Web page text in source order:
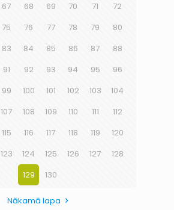
67 68 69 70 71
72
75 76 77 78 79
80
83 84 85 86 87
88
91 92 93 94 95
96
99 100 101 102 103
104
107 108 109 110 111
112
115 116 117 118 119
120
123 124 125 126 127
128
129
130
Nākamā lapa